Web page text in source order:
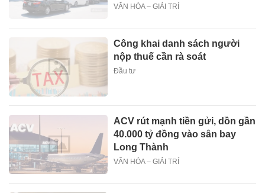
VĂN HÓA – GIẢI TRÍ
Công khai danh sách người
nộp thuế cần rà soát
Đầu tư
ACV rút mạnh tiền gửi, dồn gần
40.000 tỷ đồng vào sân bay
Long Thành
VĂN HÓA – GIẢI TRÍ